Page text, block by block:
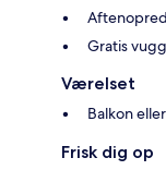
Gratis
Værelset
Balkon
Frisk dig op